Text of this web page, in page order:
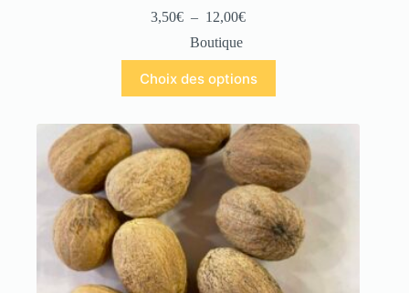
3,50€ – 12,00€
Boutique
Choix des options